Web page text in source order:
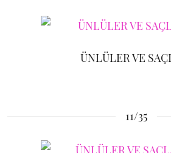
ÜNLÜLER VE
11/35